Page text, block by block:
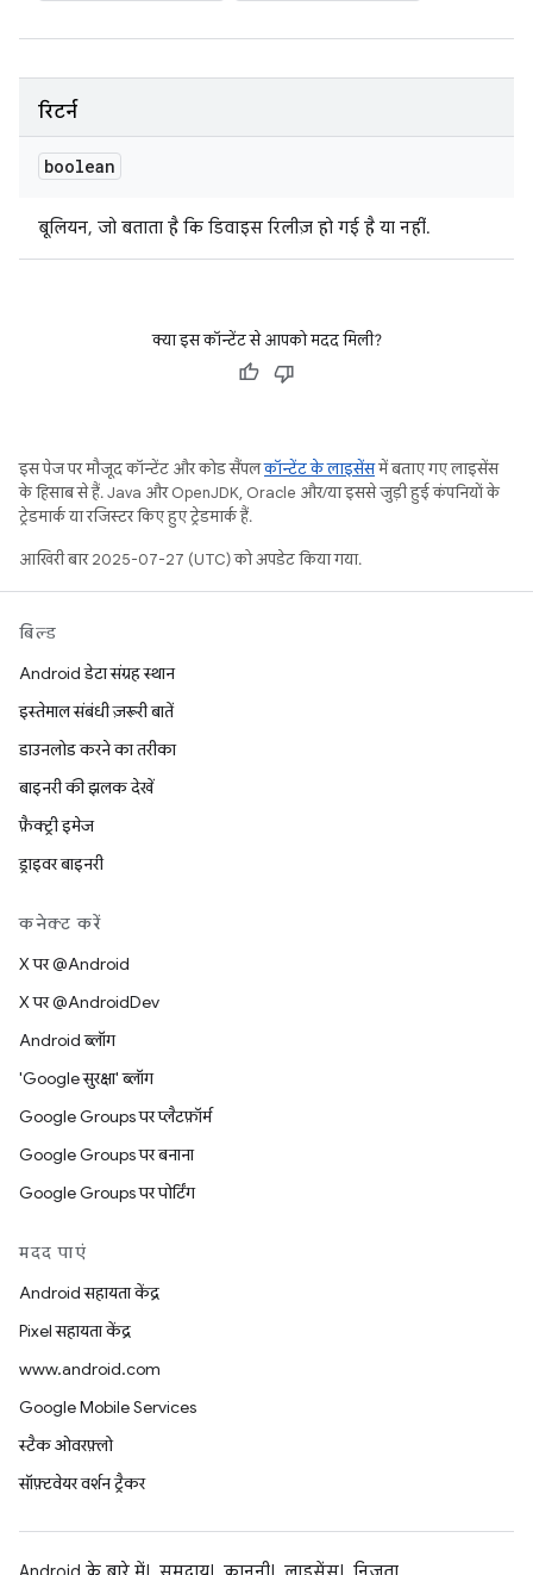
रिटर्न
boolean
बूलियन, जो बताता है कि डिवाइस रिलीज़ हो गई है या नहीं.
क्या इस कॉन्टेंट से आपको मदद मिली?
इस पेज पर मौजूद कॉन्टेंट और कोड सैंपलकॉन्टेंट के लाइसेंसमें बताए गए लाइसेंस
के हिसाब से हैं. Java और OpenJDK, Oracle और/या इससे जुड़ी हुई कंपनियों के
ट्रेडमार्क या रजिस्टर किए हुए ट्रेडमार्क हैं.
आखिरी बार 2025-07-27 (UTC) को अपडेट किया गया.
बिल्ड
Android डेटा संग्रह स्थान
इस्तेमाल संबंधी ज़रूरी बातें
डाउनलोड करने का तरीका
बाइनरी की झलक देखें
फ़ैक्ट्री इमेज
ड्राइवर बाइनरी
कनेक्ट करें
X पर @Android
X पर @AndroidDev
Android ब्लॉग
'Google सुरक्षा' ब्लॉग
Google Groups पर प्लैटफ़ॉर्म
Google Groups पर बनाना
Google Groups पर पोर्टिंग
मदद पाएं
Android सहायता केंद्र
Pixel सहायता केंद्र
www.android.com
Google Mobile Services
स्टैक ओवरफ़्लो
सॉफ़्टवेयर वर्शन ट्रैकर